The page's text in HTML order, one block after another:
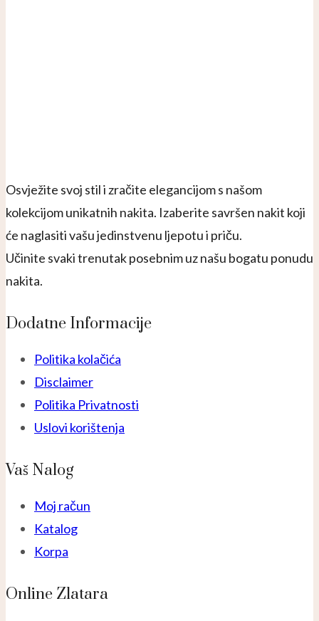
Osvježite svoj stil i zračite elegancijom s našom
kolekcijom unikatnih nakita. Izaberite savršen nakit koji
će naglasiti vašu jedinstvenu ljepotu i priču.
Učinite svaki trenutak posebnim uz našu bogatu ponudu
nakita.
Dodatne Informacije
Politika kolačića
Disclaimer
Politika Privatnosti
Uslovi korištenja
Vaš Nalog
Moj račun
Katalog
Korpa
Online Zlatara